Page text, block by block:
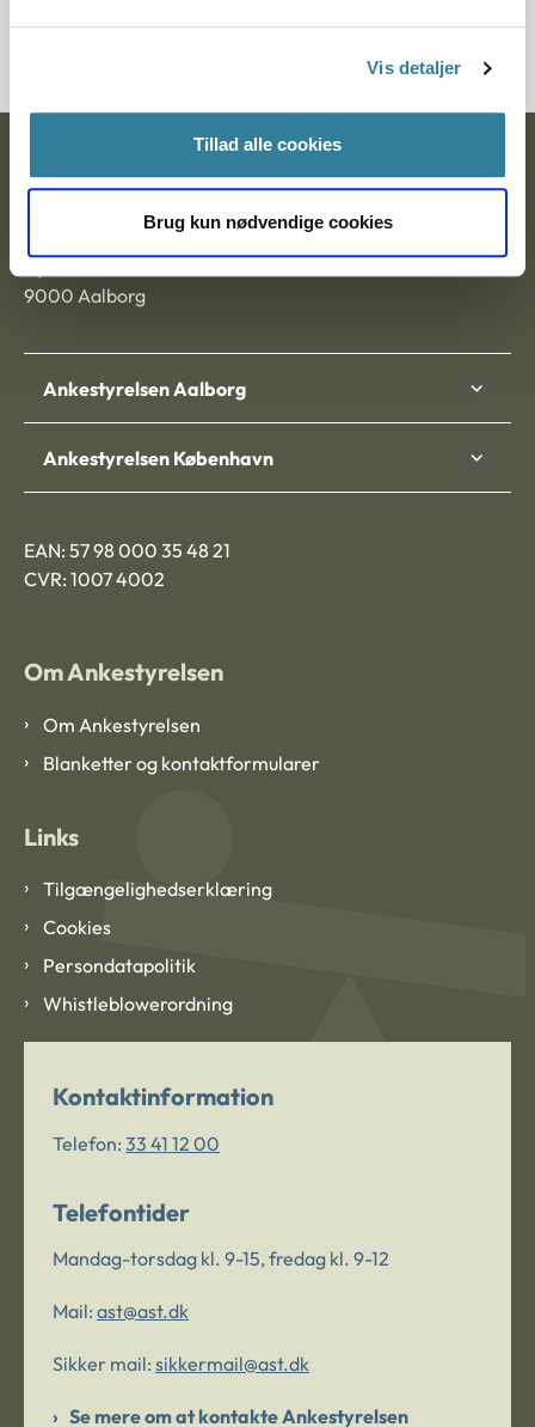
Vis detaljer
Tillad alle cookies
Brug kun nødvendige cookies
103264-01
9000 Aalborg
Ankestyrelsen Aalborg
Ankestyrelsen København
EAN: 57 98 000 35 48 21
CVR: 1007 4002
Om Ankestyrelsen
Om Ankestyrelsen
Blanketter og kontaktformularer
Links
Tilgængelighedserklæring
Cookies
Persondatapolitik
Whistleblowerordning
Kontaktinformation
Telefon: 33 41 12 00
Telefontider
Mandag-torsdag kl. 9-15, fredag kl. 9-12
Mail: ast@ast.dk
Sikker mail: sikkermail@ast.dk
Se mere om at kontakte Ankestyrelsen